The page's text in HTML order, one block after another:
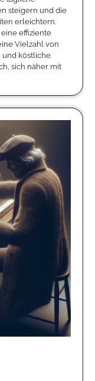
steigern und die
erleichtern.
effiziente
Vielzahl von
köstliche
sich näher mit